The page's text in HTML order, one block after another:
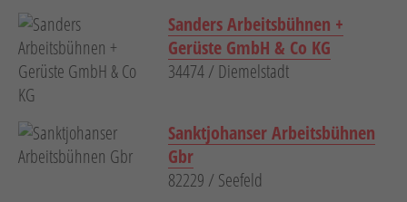
Sanders Arbeitsbühnen +
Gerüste GmbH & Co KG
34474 / Diemelstadt
Sanktjohanser Arbeitsbühnen
Gbr
82229 / Seefeld